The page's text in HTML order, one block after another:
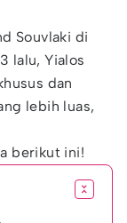
Souvlaki di
lalu, Yialos
dan
lebih luas,
berikut ini!